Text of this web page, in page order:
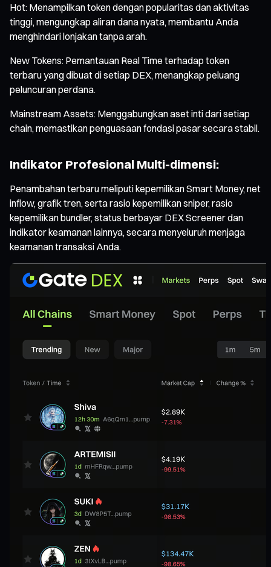
Hot: Menampilkan token dengan popularitas dan aktivitas
tinggi, mengungkap aliran dana nyata, membantu Anda
menghindari lonjakan tanpa arah.
New Tokens: Pemantauan Real Time terhadap token
terbaru yang dibuat di setiap DEX, menangkap peluang
peluncuran perdana.
Mainstream Assets: Menggabungkan aset inti dari setiap
chain, memastikan penguasaan fondasi pasar secara stabil.
Indikator Profesional Multi-dimensi:
Penambahan terbaru meliputi kepemilikan Smart Money, net
inflow, grafik tren, serta rasio kepemilikan sniper, rasio
kepemilikan bundler, status berbayar DEX Screener dan
indikator keamanan lainnya, secara menyeluruh menjaga
keamanan transaksi Anda.